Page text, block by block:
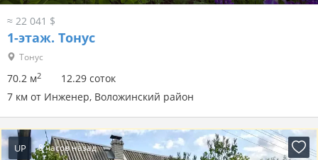
≈ 22 041 $
1-этаж. Тонус
Тонус
70.2 м2
12.29 соток
7 км от Инженер, Воложинский район
UP 8 часов назад